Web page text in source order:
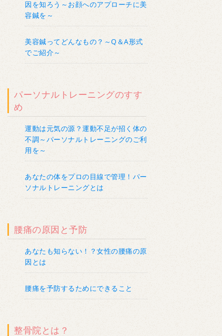
因を知ろう～お顔へのアプローチに美
容鍼を～
美容鍼ってどんなもの？～Q＆A形式
でご紹介～
パーソナルトレーニングのすす
め
運動は元気の源？運動不足が招く体の
不調～パーソナルトレーニングのご利
用を～
あなたの体をプロの目線で管理！パー
ソナルトレーニングとは
腰痛の原因と予防
あなたも知らない！？女性の腰痛の原
因とは
腰痛を予防するためにできること
整骨院とは？